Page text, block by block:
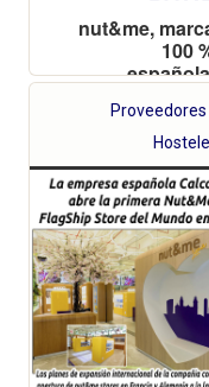
nut&me,
100
de cremas
frutos
disponible
través de
página
energéticas
deliciosas, son
ideales para
cuidarse
renunciar
máximo
Proveedores